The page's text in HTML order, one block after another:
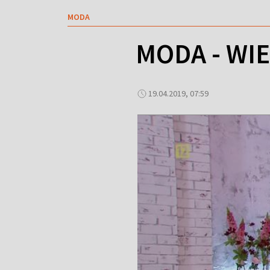
MODA
MODA -
19.04.2019, 07:59